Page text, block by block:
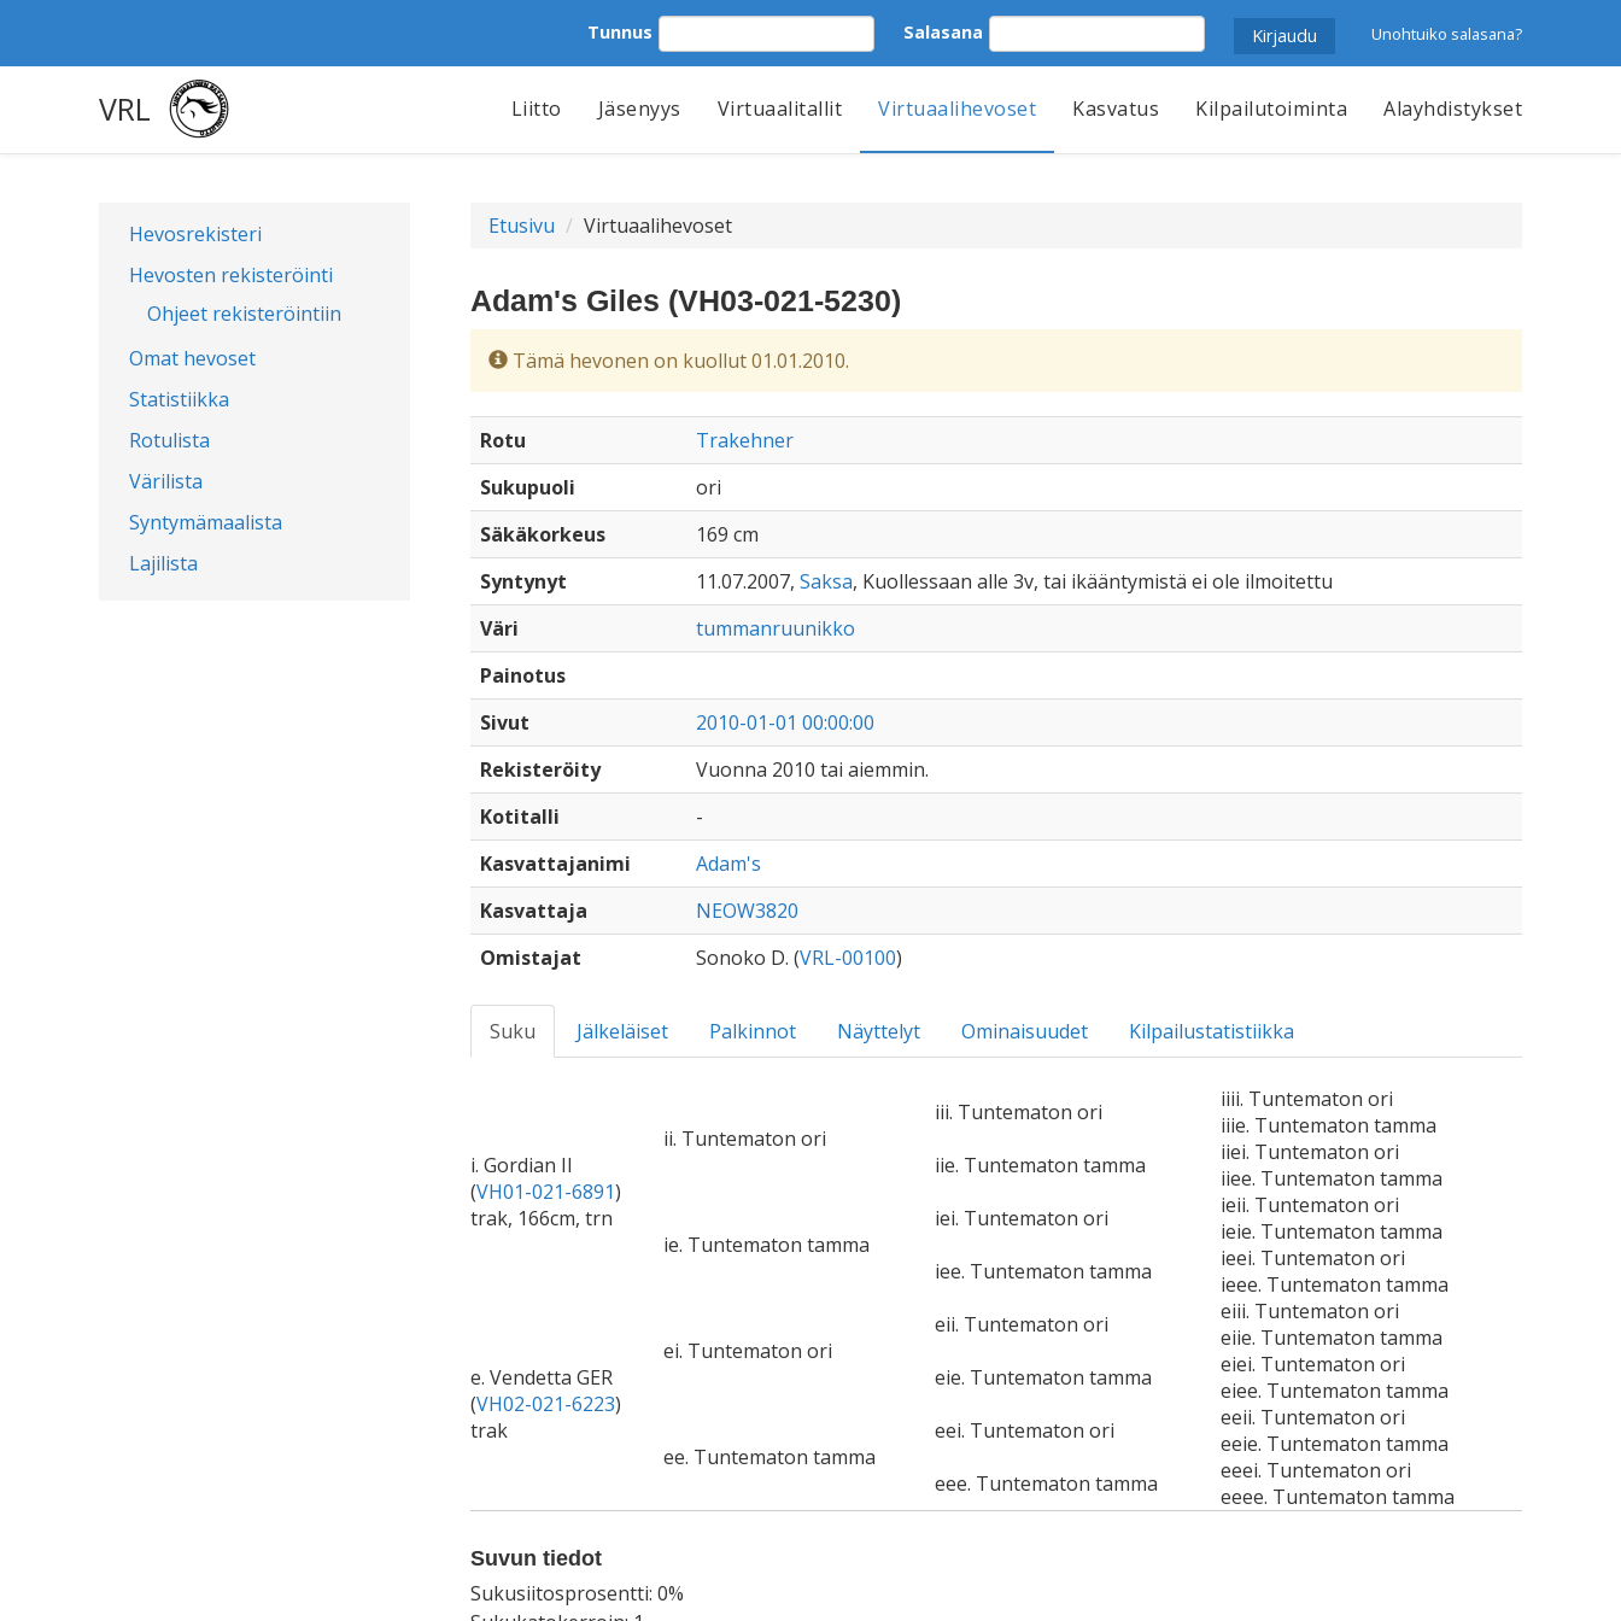
Tunnus Salasana Unohtuiko salasana?
VRL Liitto Jäsenyys Virtuaalitallit Virtuaalihevoset Kasvatus Kilpailutoiminta Alayhdistykset
Hevosrekisteri
Hevosten rekisteröinti
Ohjeet rekisteröintiin
Omat hevoset
Statistiikka
Rotulista
Värilista
Syntymämaalista
Lajilista
Etusivu Virtuaalihevoset
Adam's Giles (VH03-021-5230)
Tämä hevonen on kuollut 01.01.2010.
Rotu
Trakehner
Sukupuoli
ori
Säkäkorkeus
169 cm
Syntynyt
11.07.2007, Saksa, Kuollessaan alle 3v, tai ikääntymistä ei ole ilmoitettu
Väri
tummanruunikko
Painotus
Sivut
2010-01-01 00:00:00
Rekisteröity
Vuonna 2010 tai aiemmin.
Kotitalli
-
Kasvattajanimi
Adam's
Kasvattaja
NEOW3820
Omistajat
Sonoko D. (VRL-00100)
Suku Jälkeläiset Palkinnot Näyttelyt Ominaisuudet Kilpailustatistiikka
i. Gordian II
(VH01-021-6891)
trak, 166cm, trn
ii. Tuntematon ori
iii. Tuntematon ori
iiii. Tuntematon ori
iiie. Tuntematon tamma
iie. Tuntematon tamma
iiei. Tuntematon ori
iiee. Tuntematon tamma
ie. Tuntematon tamma
iei. Tuntematon ori
ieii. Tuntematon ori
ieie. Tuntematon tamma
iee. Tuntematon tamma
ieei. Tuntematon ori
ieee. Tuntematon tamma
e. Vendetta GER
(VH02-021-6223)
trak
ei. Tuntematon ori
eii. Tuntematon ori
eiii. Tuntematon ori
eiie. Tuntematon tamma
eie. Tuntematon tamma
eiei. Tuntematon ori
eiee. Tuntematon tamma
ee. Tuntematon tamma
eei. Tuntematon ori
eeii. Tuntematon ori
eeie. Tuntematon tamma
eee. Tuntematon tamma
eeei. Tuntematon ori
eeee. Tuntematon tamma
Suvun tiedot
Sukusiitosprosentti: 0%